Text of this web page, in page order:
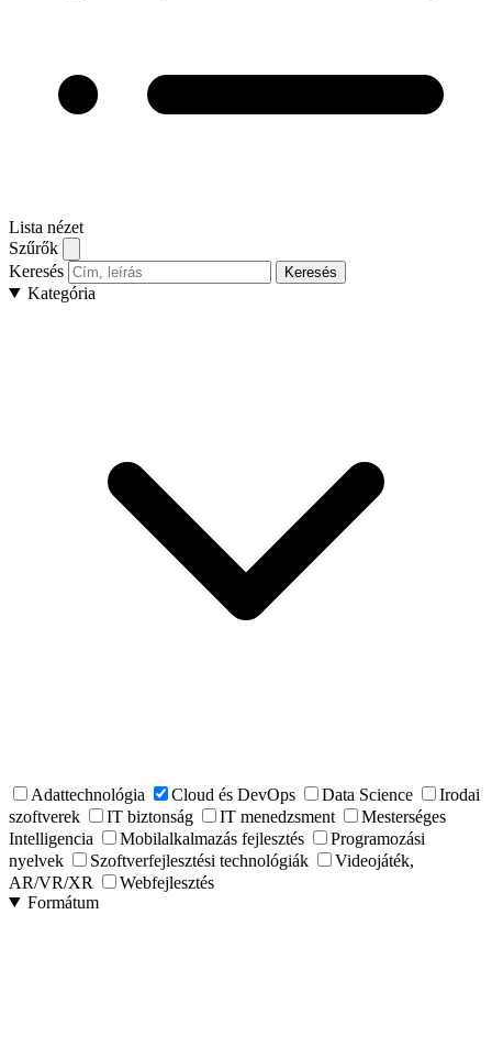
Lista nézet
Szűrők
Keresés
Keresés
Kategória
Adattechnológia Cloud és DevOps Data Science
Irodai
szoftverek
IT biztonság IT menedzsment
Mesterséges
Intelligencia
Mobilalkalmazás fejlesztés
Programozási
nyelvek
Szoftverfejlesztési technológiák
Videojáték,
AR/VR/XR
Webfejlesztés
Formátum